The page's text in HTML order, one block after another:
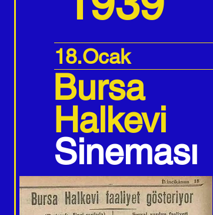
18.Ocak
Bursa
Halkevi
Sineması